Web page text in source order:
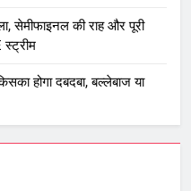
सेमीफाइनल की राह और पूरी
होगा दबदबा, बल्लेबाज या
क्रिकेट
की सबसे असफल टीमें: एक